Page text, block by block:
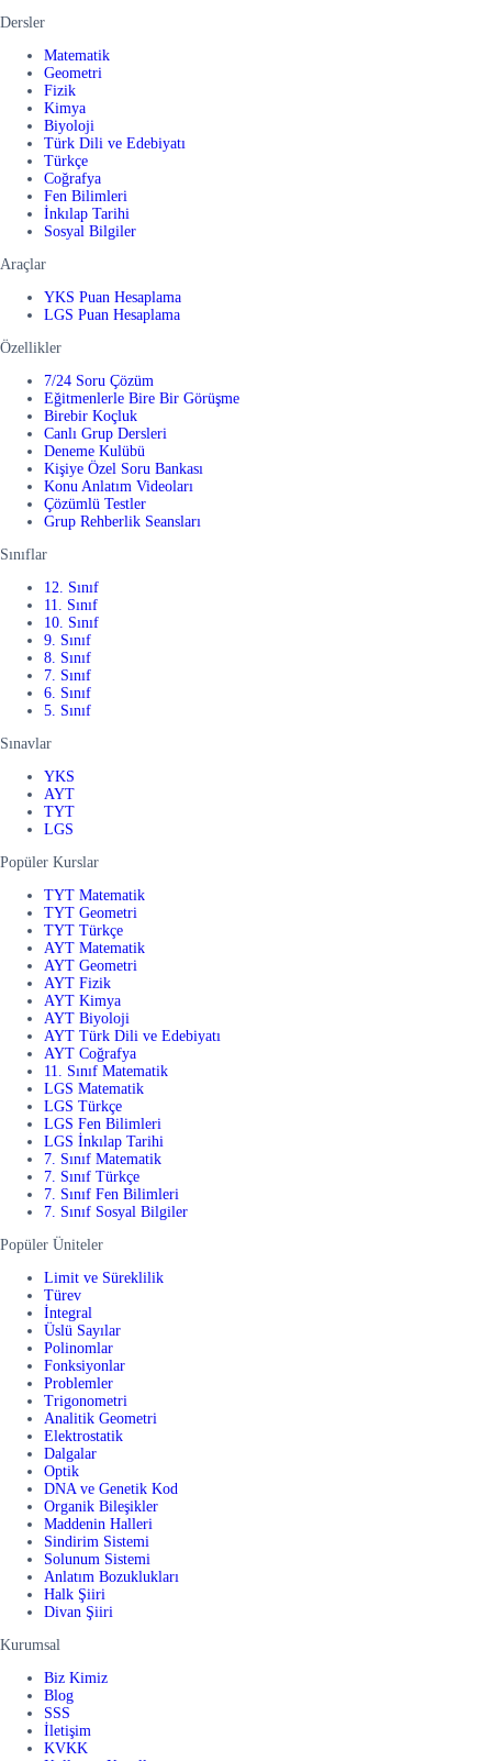
Dersler
Matematik
Geometri
Fizik
Kimya
Biyoloji
Türk Dili ve Edebiyatı
Türkçe
Coğrafya
Fen Bilimleri
İnkılap Tarihi
Sosyal Bilgiler
Araçlar
YKS Puan Hesaplama
LGS Puan Hesaplama
Özellikler
7/24 Soru Çözüm
Eğitmenlerle Bire Bir Görüşme
Birebir Koçluk
Canlı Grup Dersleri
Deneme Kulübü
Kişiye Özel Soru Bankası
Konu Anlatım Videoları
Çözümlü Testler
Grup Rehberlik Seansları
Sınıflar
12. Sınıf
11. Sınıf
10. Sınıf
9. Sınıf
8. Sınıf
7. Sınıf
6. Sınıf
5. Sınıf
Sınavlar
YKS
AYT
TYT
LGS
Popüler Kurslar
TYT Matematik
TYT Geometri
TYT Türkçe
AYT Matematik
AYT Geometri
AYT Fizik
AYT Kimya
AYT Biyoloji
AYT Türk Dili ve Edebiyatı
AYT Coğrafya
11. Sınıf Matematik
LGS Matematik
LGS Türkçe
LGS Fen Bilimleri
LGS İnkılap Tarihi
7. Sınıf Matematik
7. Sınıf Türkçe
7. Sınıf Fen Bilimleri
7. Sınıf Sosyal Bilgiler
Popüler Üniteler
Limit ve Süreklilik
Türev
İntegral
Üslü Sayılar
Polinomlar
Fonksiyonlar
Problemler
Trigonometri
Analitik Geometri
Elektrostatik
Dalgalar
Optik
DNA ve Genetik Kod
Organik Bileşikler
Maddenin Halleri
Sindirim Sistemi
Solunum Sistemi
Anlatım Bozuklukları
Halk Şiiri
Divan Şiiri
Kurumsal
Biz Kimiz
Blog
SSS
İletişim
KVKK